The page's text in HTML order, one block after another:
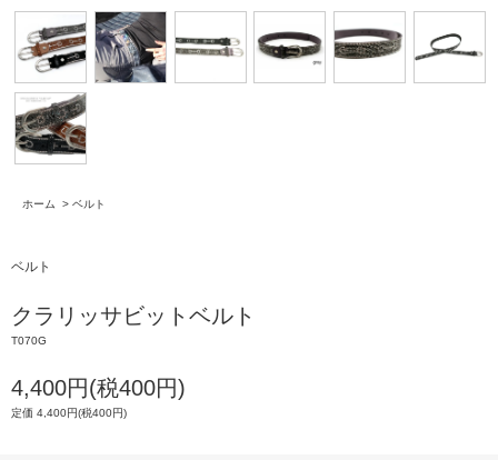
ホーム > ベルト
ベルト
クラリッサビットベルト
T070G
4,400円(税400円)
定価 4,400円(税400円)